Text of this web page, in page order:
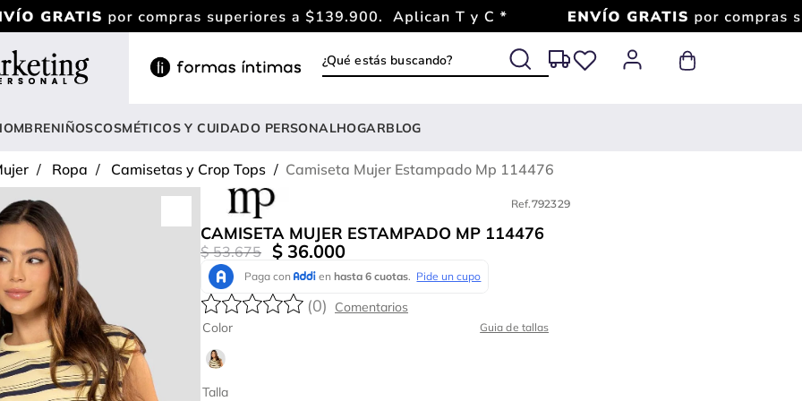
¿Qué estás buscando?
NIÑOSCOSMÉTICOS Y CUIDADO PERSONALHOGARBLOG
Ropa Camisetas y Crop Tops Camiseta Mujer Estampado Mp 114476
Ref.792329
CAMISETA MUJER ESTAMPADO MP 114476
$ 53.675 $ 36.000
(0)
Talla
Color Guia de tallas